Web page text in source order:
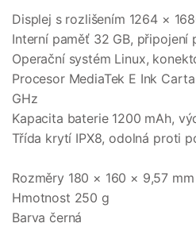
Displej s rozlišením 1264 ×
Interní paměť 32 GB, připojení
Operační systém Linux,
Procesor MediaTek E Ink
GHz
Kapacita baterie 1200 mAh,
Třída krytí IPX8, odolná proti
Rozměry 180 × 160 × 9,57 mm
Hmotnost 250 g
Barva černá